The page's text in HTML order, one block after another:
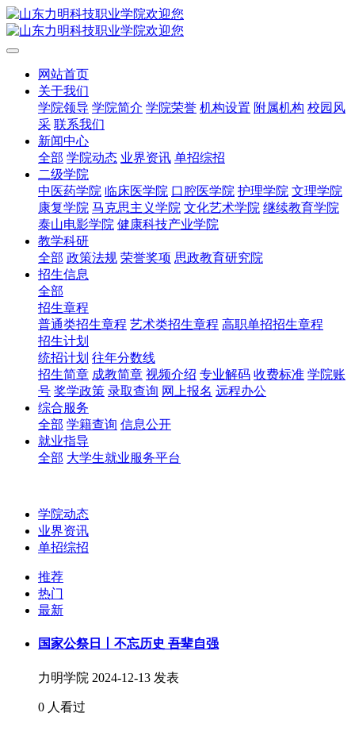
网站首页
关于我们
学院领导 学院简介 学院荣誉 机构设置 附属机构 校园风
采 联系我们
新闻中心
全部 学院动态 业界资讯 单招综招
二级学院
中医药学院 临床医学院 口腔医学院 护理学院 文理学院
康复学院 马克思主义学院 文化艺术学院 继续教育学院
泰山电影学院 健康科技产业学院
教学科研
全部 政策法规 荣誉奖项 思政教育研究院
招生信息
全部
招生章程
普通类招生章程 艺术类招生章程 高职单招招生章程
招生计划
统招计划 往年分数线
招生简章 成教简章 视频介绍 专业解码 收费标准 学院账
号 奖学政策 录取查询 网上报名 远程办公
综合服务
全部 学籍查询 信息公开
就业指导
全部 大学生就业服务平台
学院动态
业界资讯
单招综招
推荐
热门
最新
国家公祭日丨不忘历史 吾辈自强
力明学院 2024-12-13 发表
0 人看过